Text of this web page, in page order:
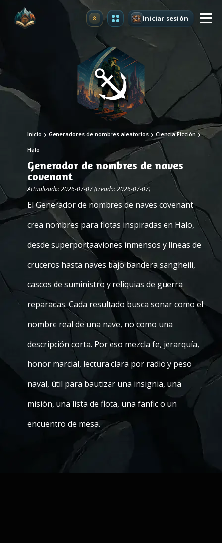
Mejorar Iniciar sesión
Inicio Generadores de nombres aleatorios Ciencia Ficción
Halo
Generador de nombres de naves
covenant
Actualizado: 2026-07-07 (creado: 2026-07-07)
El Generador de nombres de naves covenant
crea nombres para flotas inspiradas en Halo,
desde superportaaviones inmensos y líneas de
cruceros hasta naves bajo bandera sangheili,
cascos de suministro y reliquias de guerra
reparadas. Cada resultado busca sonar como el
nombre real de una nave, no como una
descripción corta. Por eso mezcla fe, jerarquía,
honor marcial, lectura clara por radio y peso
naval, útil para bautizar una insignia, una
misión, una lista de flota, una fanfic o un
encuentro de mesa.